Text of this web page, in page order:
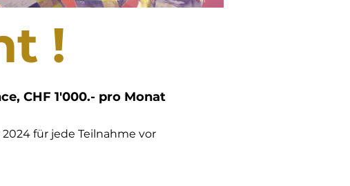
!
CHF 1'000.- pro Monat
2024 für jede Teilnahme vor